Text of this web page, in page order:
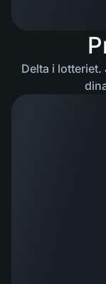
Delta i